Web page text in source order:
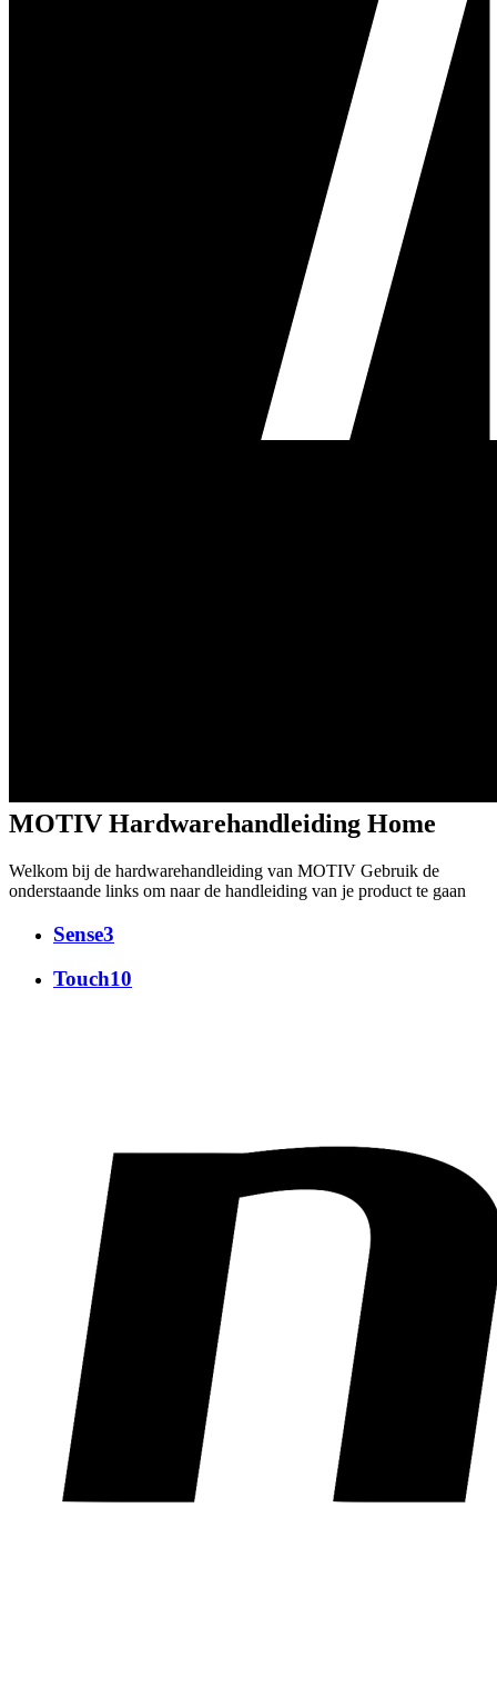
MOTIV Hardwarehandleiding Home
Welkom bij de hardwarehandleiding van MOTIV Gebruik de
onderstaande links om naar de handleiding van je product te gaan
Sense3
Touch10